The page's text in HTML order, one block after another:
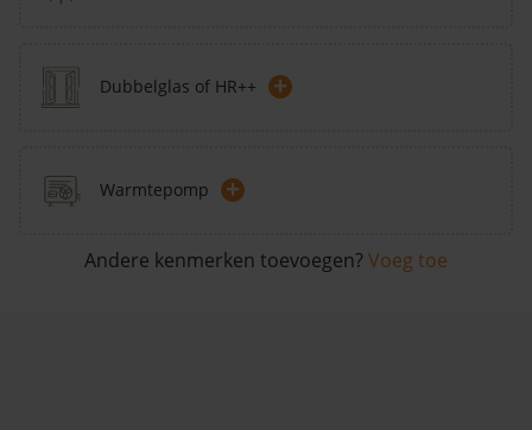
Dubbelglas of HR++ +
Warmtepomp +
Andere kenmerken toevoegen? Voeg toe